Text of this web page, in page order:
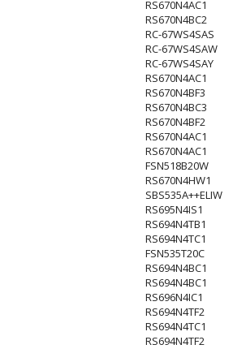
RS670N4AC1
RS670N4BC2
RC-67WS4SAS
RC-67WS4SAW
RC-67WS4SAY
RS670N4AC1
RS670N4BF3
RS670N4BC3
RS670N4BF2
RS670N4AC1
RS670N4AC1
FSN518B20W
RS670N4HW1
SBS535A++ELIW
RS695N4IS1
RS694N4TB1
RS694N4TC1
FSN535T20C
RS694N4BC1
RS694N4BC1
RS696N4IC1
RS694N4TF2
RS694N4TC1
RS694N4TF2